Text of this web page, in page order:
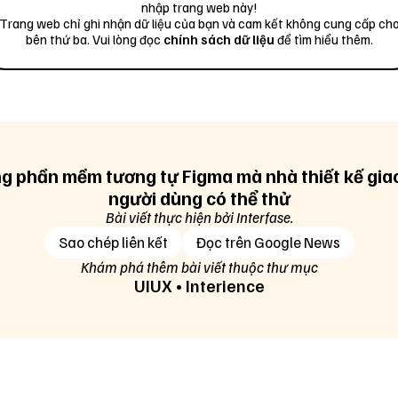
làm việc trên Sketch. Ảnh: Sketch
một trong những ứng dụng tiên phong trong lĩnh vực
dùng tuy nhiên công cụ này yêu cầu người dùng cần
không có bản miễn phí cũng như chỉ phát hành ứng
Thêm vào đó, một số tính năng cực kỳ quan trọng và
Figma như Auto Layout cũng chỉ mới xuất hiện trên
khiến cho công cụ này trở nên kém hấp dẫn.
nhập trang web này!
Trang web chỉ ghi nhận dữ liệu của bạn và cam kết không cung cấp
bên thứ ba. Vui lòng đọc chính sách dữ liệu để tìm hiểu thêm.
phần mềm tương tự Figma mà nhà thiết kế
người dùng có thể thử
Bài viết thực hiện bởi Interfase.
Sao chép liên kết
Đọc trên Google News
Khám phá thêm bài viết thuộc thư mục
UIUX • Interience